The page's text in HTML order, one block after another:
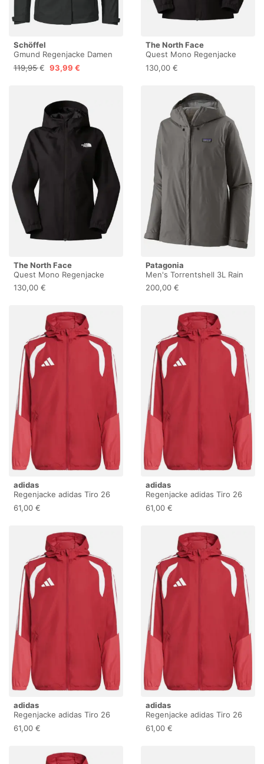
Schöffel
Gmund Regenjacke Damen
119,95 € 93,99 €
The North Face
Quest Mono Regenjacke
Damen schwarz
130,00 €
The North Face
Quest Mono Regenjacke
Damen schwarz
130,00 €
Patagonia
Men's Torrentshell 3L Rain
Jacket - Regenjacke
200,00 €
adidas
Regenjacke adidas Tiro 26
Competition
61,00 €
adidas
Regenjacke adidas Tiro 26
Competition
61,00 €
adidas
Regenjacke adidas Tiro 26
Competition
61,00 €
adidas
Regenjacke adidas Tiro 26
Competition
61,00 €